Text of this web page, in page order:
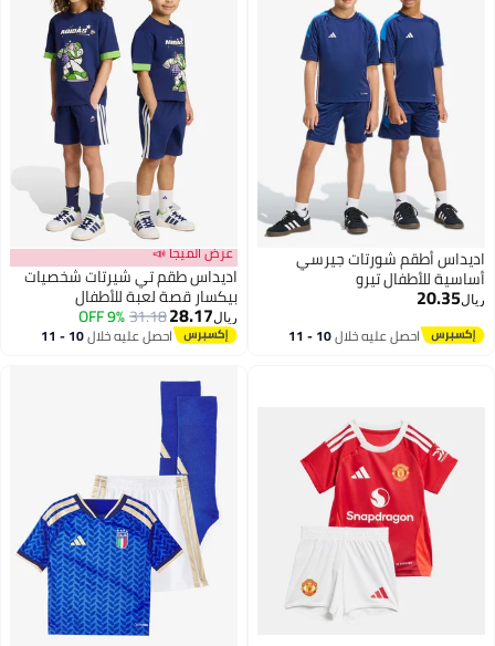
اديداس أطقم شورتات جيرسي
أساسية للأطفال تيرو
ريال20.35
احصل عليه خلال 10 - 11
عرض الميجا 📣
اديداس طقم تي شيرتات شخصيات
بيكسار قصة لعبة للأطفال
ريال28.17
31.18
9% OFF
احصل عليه خلال 10 - 11